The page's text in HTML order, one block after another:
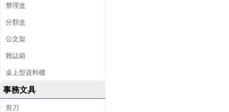
整理盒
分類盒
公文架
雜誌箱
桌上型資料櫃
事務文具
剪刀